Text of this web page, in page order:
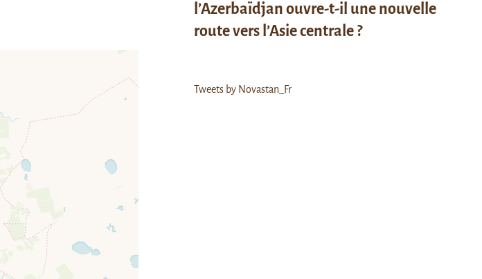
l’Azerbaïdjan ouvre-t-il une nouvelle
route vers l’Asie centrale ?
Tweets by Novastan_Fr